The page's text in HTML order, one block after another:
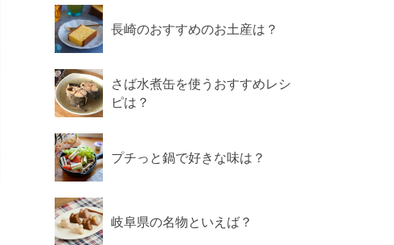
長崎のおすすめのお土産は？
さば水煮缶を使うおすすめレシ
ピは？
プチっと鍋で好きな味は？
岐阜県の名物といえば？